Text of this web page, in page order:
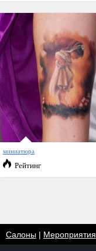
миниатюра
Рейтинг
Салоны| Мероприятия